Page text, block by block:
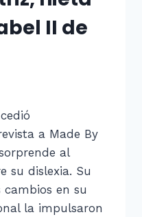
II de
a Made By
al
su dislexia. Su
cambios en su
la impulsaron